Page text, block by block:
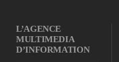
L’AGENCE
MULTIMEDIA
D’INFORMATION